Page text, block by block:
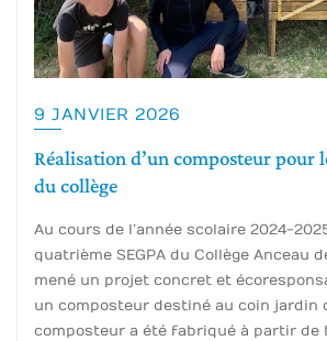
9 JANVIER 2026
Réalisation d’un composteur pour
du collège
Au cours de l’année scolaire 2024-
quatrième SEGPA du Collège Anceau
mené un projet concret et
un composteur destiné au coin jardin
composteur a été fabriqué à partir de